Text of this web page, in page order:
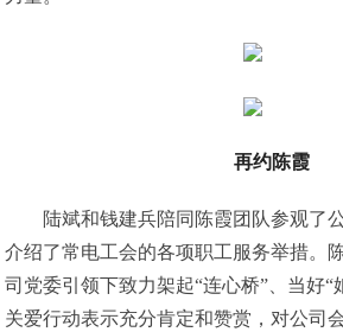
再约陈霞
陆斌和钱建兵陪同陈霞团队参观了
介绍了常电工会的各项职工服务举措。
司党委引领下致力架起“连心桥”、当好“
关爱行动表示充分肯定和赞赏，对公司